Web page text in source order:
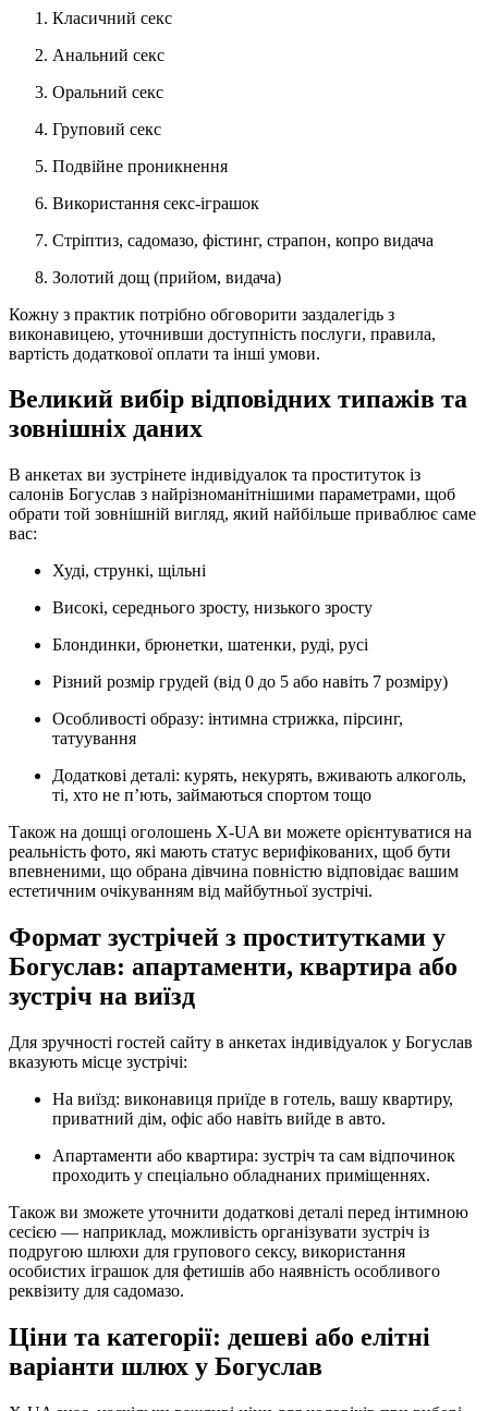
Класичний секс
Анальний секс
Оральний секс
Груповий секс
Подвійне проникнення
Використання секс-іграшок
Стріптиз, садомазо, фістинг, страпон, копро видача
Золотий дощ (прийом, видача)
Кожну з практик потрібно обговорити заздалегідь з
виконавицею, уточнивши доступність послуги, правила,
вартість додаткової оплати та інші умови.
Великий вибір відповідних типажів та
зовнішніх даних
В анкетах ви зустрінете індивідуалок та проституток із
салонів Богуслав з найрізноманітнішими параметрами, щоб
обрати той зовнішній вигляд, який найбільше приваблює саме
вас:
Худі, стрункі, щільні
Високі, середнього зросту, низького зросту
Блондинки, брюнетки, шатенки, руді, русі
Різний розмір грудей (від 0 до 5 або навіть 7 розміру)
Особливості образу: інтимна стрижка, пірсинг,
татуування
Додаткові деталі: курять, некурять, вживають алкоголь,
ті, хто не п’ють, займаються спортом тощо
Також на дошці оголошень X-UA ви можете орієнтуватися на
реальність фото, які мають статус верифікованих, щоб бути
впевненими, що обрана дівчина повністю відповідає вашим
естетичним очікуванням від майбутньої зустрічі.
Формат зустрічей з проститутками у
Богуслав: апартаменти, квартира або
зустріч на виїзд
Для зручності гостей сайту в анкетах індивідуалок у Богуслав
вказують місце зустрічі:
На виїзд: виконавиця приїде в готель, вашу квартиру,
приватний дім, офіс або навіть вийде в авто.
Апартаменти або квартира: зустріч та сам відпочинок
проходить у спеціально обладнаних приміщеннях.
Також ви зможете уточнити додаткові деталі перед інтимною
сесією — наприклад, можливість організувати зустріч із
подругою шлюхи для групового сексу, використання
особистих іграшок для фетишів або наявність особливого
реквізиту для садомазо.
Ціни та категорії: дешеві або елітні
варіанти шлюх у Богуслав